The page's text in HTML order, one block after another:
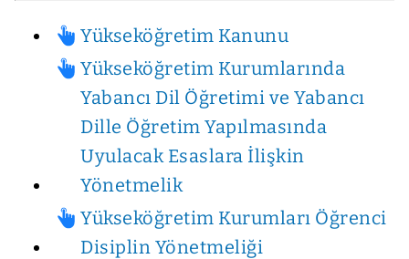
Yükseköğretim Kanunu
Yükseköğretim Kurumlarında
Yabancı Dil Öğretimi ve Yabancı
Dille Öğretim Yapılmasında
Uyulacak Esaslara İlişkin
Yönetmelik
Yükseköğretim Kurumları Öğrenci
Disiplin Yönetmeliği